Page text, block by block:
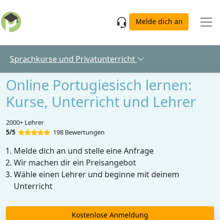
Melde dich an
Sprachkurse und Privatunterricht
Online Portugiesisch lernen:
Kurse, Unterricht und Lehrer
2000+ Lehrer
5/5
198 Bewertungen
Melde dich an und stelle eine Anfrage
Wir machen dir ein Preisangebot
Wähle einen Lehrer und beginne mit deinem
Unterricht
Kostenlose Anmeldung